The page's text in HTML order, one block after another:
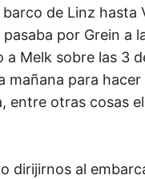
barco de Linz hasta
por Grein a
a Melk sobre las 3
mañana para
entre otras cosas
dirijirnos al